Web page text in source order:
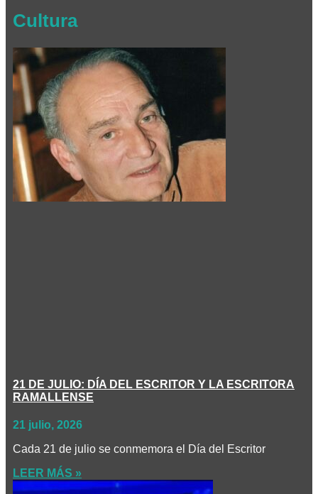
Cultura
21 DE JULIO: DÍA DEL ESCRITOR Y LA ESCRITORA
RAMALLENSE
21 julio, 2026
Cada 21 de julio se conmemora el Día del Escritor
LEER MÁS »